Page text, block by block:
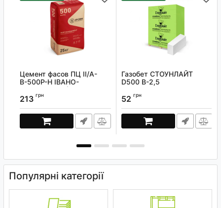
Цемент фасов ПЦ II/А-
В-500Р-Н ІВАНО-
ФРАНКІВСЬК (25кг)
Артикул:
213 грн
Газобет СТОУНЛАЙТ
D500 В-2,5
Артикул:
52 грн
Популярні категорії